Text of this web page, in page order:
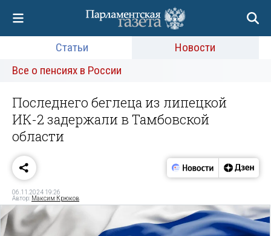
Статьи
Новости
Все о пенсиях в России
Последнего беглеца из липецкой
ИК-2 задержали в Тамбовской
области
06.11.2024 19:26
Автор: Максим Крюков